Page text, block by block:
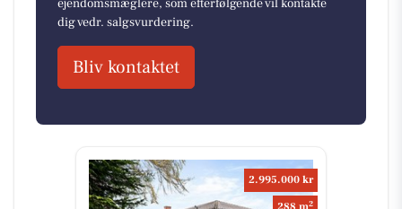
ejendomsmæglere, som efterfølgende vil kontakte
dig vedr. salgsvurdering.
Bliv kontaktet
2.995.000 kr
2